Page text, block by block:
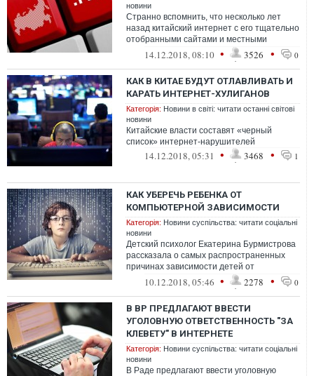
новини
Странно вспомнить, что несколько лет
назад китайский интернет с его тщательно
отобранными сайтами и местными
аналогами ведущих западных сервисов
14.12.2018, 08:10 • 3526 • 0
КАК В КИТАЕ БУДУТ ОТЛАВЛИВАТЬ И
КАРАТЬ ИНТЕРНЕТ-ХУЛИГАНОВ
Категорія: Новини в світі: читати останні світові
новини
Китайские власти составят «черный
список» интернет-нарушителей
14.12.2018, 05:31 • 3468 • 1
КАК УБЕРЕЧЬ РЕБЕНКА ОТ
КОМПЬЮТЕРНОЙ ЗАВИСИМОСТИ
Категорія: Новини суспільства: читати соціальні
новини
Детский психолог Екатерина Бурмистрова
рассказала о самых распространенных
причинах зависимости детей от
виртуального мира и методах их
предотвращения...
10.12.2018, 05:46 • 2278 • 0
В ВР ПРЕДЛАГАЮТ ВВЕСТИ
УГОЛОВНУЮ ОТВЕТСТВЕННОСТЬ "ЗА
КЛЕВЕТУ" В ИНТЕРНЕТЕ
Категорія: Новини суспільства: читати соціальні
новини
В Раде предлагают ввести уголовную